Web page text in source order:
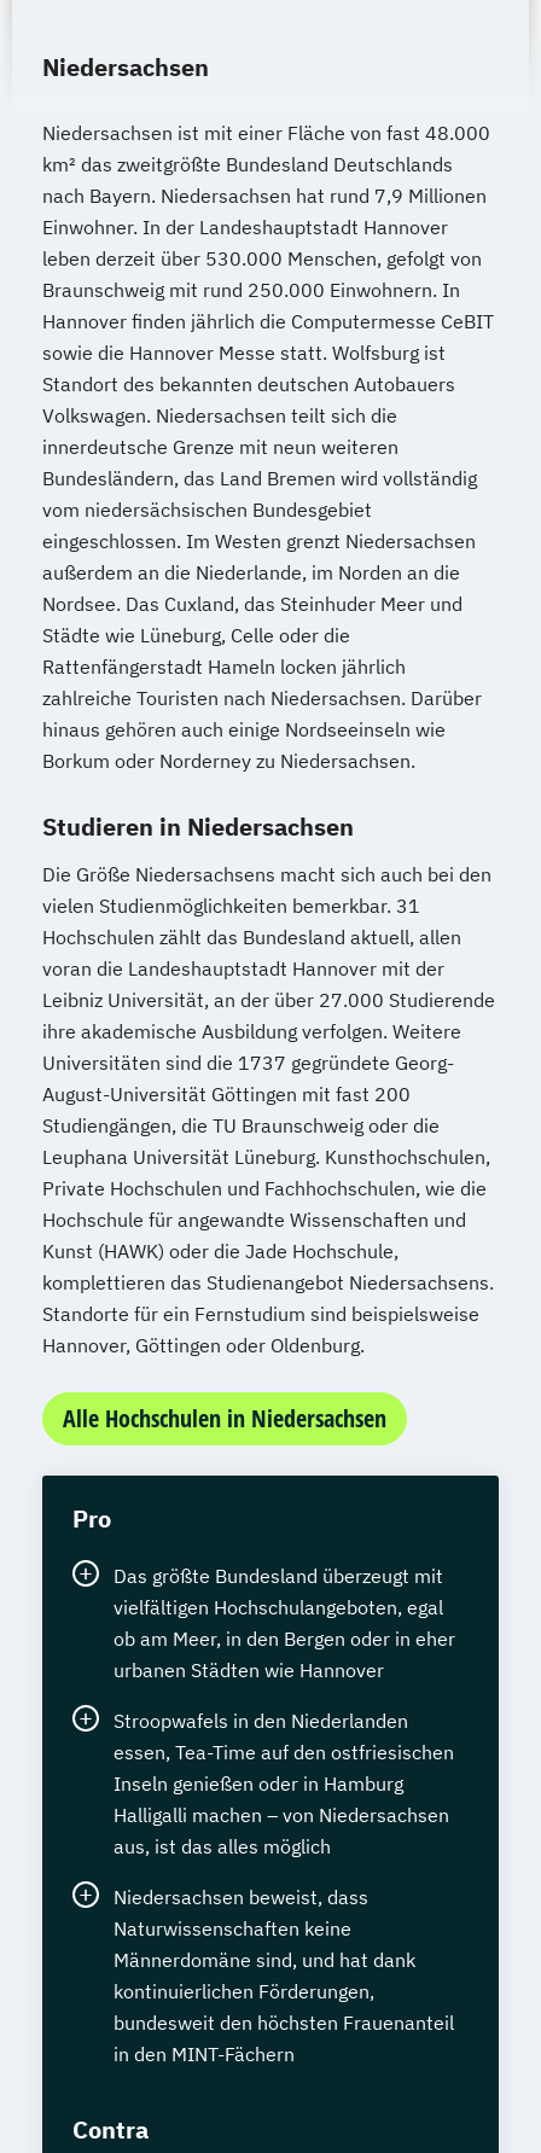
Wirtschaftsingenieurwesen für
Wirtschafts­ingenieur­wesen
Fahrzeugtechnik
Wirtschafts­ingenieur­wesen
Kunststofftechnik
Wirtschafts­ingenieur­wesen Mechatronik
Wirtschafts­ingenieur­wesen Medizintechnik
Wirtschafts­ingenieur­wesen
Verfahrenstechnik
Zukunftsmanagement
Niedersachsen
Niedersachsen ist mit einer Fläche von fast 48.000
km² das zweitgrößte Bundesland Deutschlands
nach Bayern. Niedersachsen hat rund 7,9 Millionen
Einwohner. In der Landeshauptstadt Hannover
leben derzeit über 530.000 Menschen, gefolgt von
Braunschweig mit rund 250.000 Einwohnern. In
Hannover finden jährlich die Computermesse CeBIT
sowie die Hannover Messe statt. Wolfsburg ist
Standort des bekannten deutschen Autobauers
Volkswagen. Niedersachsen teilt sich die
innerdeutsche Grenze mit neun weiteren
Bundesländern, das Land Bremen wird vollständig
vom niedersächsischen Bundesgebiet
eingeschlossen. Im Westen grenzt Niedersachsen
außerdem an die Niederlande, im Norden an die
Nordsee. Das Cuxland, das Steinhuder Meer und
Städte wie Lüneburg, Celle oder die
Rattenfängerstadt Hameln locken jährlich
zahlreiche Touristen nach Niedersachsen. Darüber
hinaus gehören auch einige Nordseeinseln wie
Borkum oder Norderney zu Niedersachsen.
Studieren in Niedersachsen
Die Größe Niedersachsens macht sich auch bei den
vielen Studienmöglichkeiten bemerkbar. 31
Hochschulen zählt das Bundesland aktuell, allen
voran die Landeshauptstadt Hannover mit der
Leibniz Universität, an der über 27.000 Studierende
ihre akademische Ausbildung verfolgen. Weitere
Universitäten sind die 1737 gegründete Georg-
August-Universität Göttingen mit fast 200
Studiengängen, die TU Braunschweig oder die
Leuphana Universität Lüneburg. Kunsthochschulen,
Private Hochschulen und Fachhochschulen, wie die
Hochschule für angewandte Wissenschaften und
Kunst (HAWK) oder die Jade Hochschule,
komplettieren das Studienangebot Niedersachsens.
Standorte für ein Fernstudium sind beispielsweise
Hannover, Göttingen oder Oldenburg.
Alle Hochschulen in Niedersachsen
Pro
Das größte Bundesland überzeugt mit
vielfältigen Hochschulangeboten, egal
ob am Meer, in den Bergen oder in eher
urbanen Städten wie Hannover
Stroopwafels in den Niederlanden
essen, Tea-Time auf den ostfriesischen
Inseln genießen oder in Hamburg
Halligalli machen – von Niedersachsen
aus, ist das alles möglich
Niedersachsen beweist, dass
Naturwissenschaften keine
Männerdomäne sind, und hat dank
kontinuierlichen Förderungen,
bundesweit den höchsten Frauenanteil
in den MINT-Fächern
Contra